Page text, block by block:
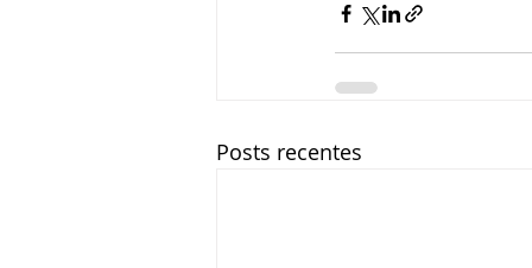
Posts recentes